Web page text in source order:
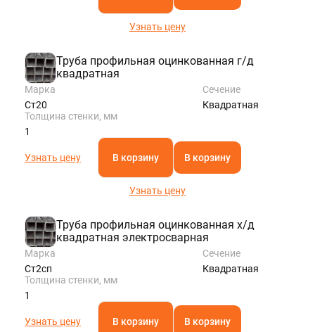
Узнать цену
Труба профильная оцинкованная г/д
квадратная
Марка
Ст20
Сечение
Квадратная
Толщина стенки, мм
1
Узнать цену В корзину В корзину
Узнать цену
Труба профильная оцинкованная х/д
квадратная электросварная
Марка
Ст2сп
Сечение
Квадратная
Толщина стенки, мм
1
Узнать цену В корзину В корзину